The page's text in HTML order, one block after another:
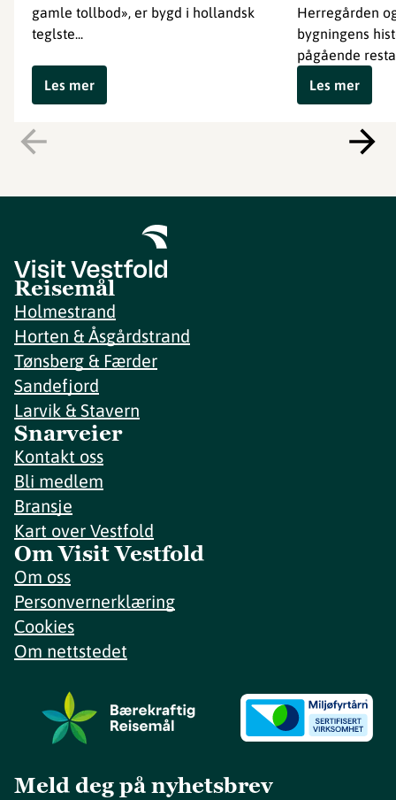
gamle tollbod», er bygd i hollandsk
teglste...
Les mer
Herregården
bygningens
pågående
Les mer
Reisemål
Holmestrand
Horten & Åsgårdstrand
Tønsberg & Færder
Sandefjord
Larvik & Stavern
Snarveier
Kontakt oss
Bli medlem
Bransje
Kart over Vestfold
Om Visit Vestfold
Om oss
Personvernerklæring
Cookies
Om nettstedet
Meld deg på nyhetsbrev